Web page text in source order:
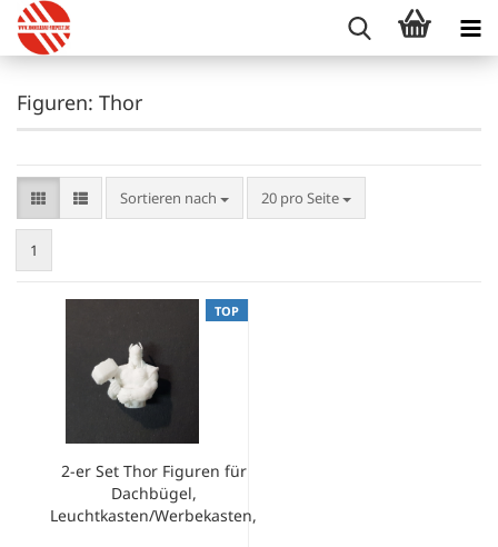
Figuren: Thor
Sortieren nach
Sortieren nach 20 pro Seite
pro Seite
1
TOP
2-er Set Thor Figuren für
Dachbügel,
Leuchtkasten/Werbekasten,